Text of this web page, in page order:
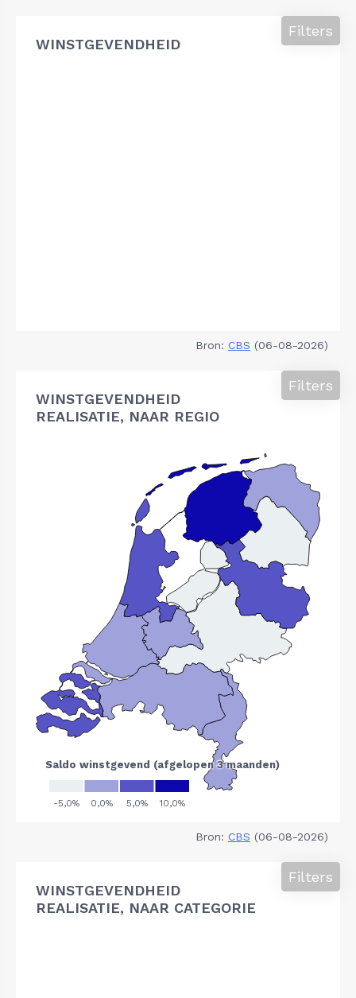
WINSTGEVENDHEID
Filters
Bron: CBS (06-08-2026)
WINSTGEVENDHEID
REALISATIE, NAAR REGIO
Filters
Bron: CBS (06-08-2026)
WINSTGEVENDHEID
REALISATIE, NAAR CATEGORIE
Filters